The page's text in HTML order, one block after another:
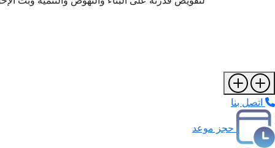
اتصل بنا
حجز موعد